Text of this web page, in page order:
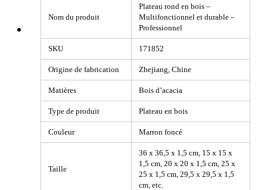
Nom du produit
Plateau rond en bois –
Multifonctionnel et durable –
Professionnel
SKU 171852
Origine de fabrication Zhejiang, Chine
Matières Bois d’acacia
Type de produit Plateau en bois
Couleur Marron foncé
Taille
36 x 36,5 x 1,5 cm, 15 x 15 x
1,5 cm, 20 x 20 x 1,5 cm, 25 x
25 x 1,5 cm, 29,5 x 29,5 x 1,5
cm, etc.